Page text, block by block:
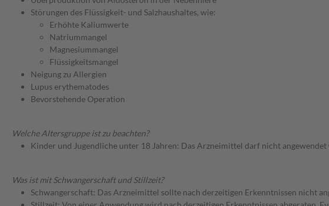
Störungen des Flüssigkeit- und Salzhaushaltes, wie:
Erhöhte Kaliumwerte
Natriummangel
Magnesiummangel
Flüssigkeitsmangel
Neigung zu Allergien
Lupus erythematodes
Bevorstehende Operation
Welche Altersgruppe ist zu beachten?
Kinder und Jugendliche unter 18 Jahren: Das Arzneimittel darf nicht angewendet
Was ist mit Schwangerschaft und Stillzeit?
Schwangerschaft: Das Arzneimittel sollte nach derzeitigen Erkenntnissen nicht